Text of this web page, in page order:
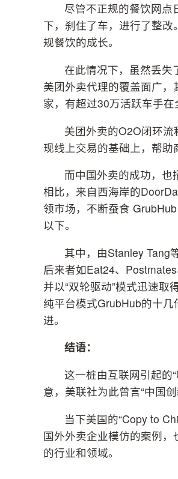
尽管不正规的餐饮网点
下，刹住了车，进行了整
规餐饮的成长。
在此情况下，虽然丢失
美团外卖代理的覆盖面广
家，有超过30万活跃车手在
美团外卖的O2O闭环流
现线上交易的基础上，帮助
而中国外卖的成功，
相比，来自西海岸的
领市场，不断蚕食
以下。
其中，由Stanley Tang
后来者如Eat24、
并以“双轮驱动”模式迅速
纯平台模式GrubHub的十
进。
结语：
这一桩由互联网引起的
意，美联社为此曾言“中国
当下美国的“Copy to
国外外卖企业模仿的案例，
的行业和领域。